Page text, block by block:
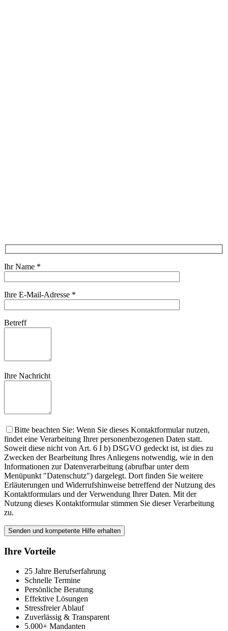
Ihr Name *
Ihre E-Mail-Adresse *
Betreff
Ihre Nachricht
Bitte beachten Sie: Wenn Sie dieses Kontaktformular nutzen,
findet eine Verarbeitung Ihrer personenbezogenen Daten statt.
Soweit diese nicht von Art. 6 I b) DSGVO gedeckt ist, ist dies zu
Zwecken der Bearbeitung Ihres Anliegens notwendig, wie in den
Informationen zur Datenverarbeitung (abrufbar unter dem
Menüpunkt "Datenschutz") dargelegt. Dort finden Sie weitere
Erläuterungen und Widerrufshinweise betreffend der Nutzung des
Kontaktformulars und der Verwendung Ihrer Daten. Mit der
Nutzung dieses Kontaktformular stimmen Sie dieser Verarbeitung
zu.
Ihre Vorteile
25 Jahre Berufserfahrung
Schnelle Termine
Persönliche Beratung
Effektive Lösungen
Stressfreier Ablauf
Zuverlässig & Transparent
5.000+ Mandanten